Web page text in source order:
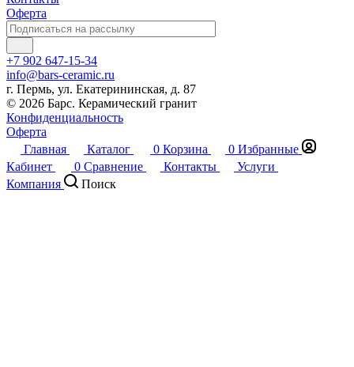
Оферта
+7 902 647-15-34
info@bars-ceramic.ru
г. Пермь, ул. Екатерининская, д. 87
© 2026 Барс. Керамический гранит
Конфиденциальность
Оферта
Главная
Каталог 0 Корзина 0 Избранные
Кабинет
0 Сравнение Контакты
Услуги
Компания
Поиск